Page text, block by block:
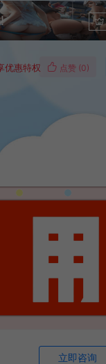
优惠特权 点赞 (0)
立即咨询